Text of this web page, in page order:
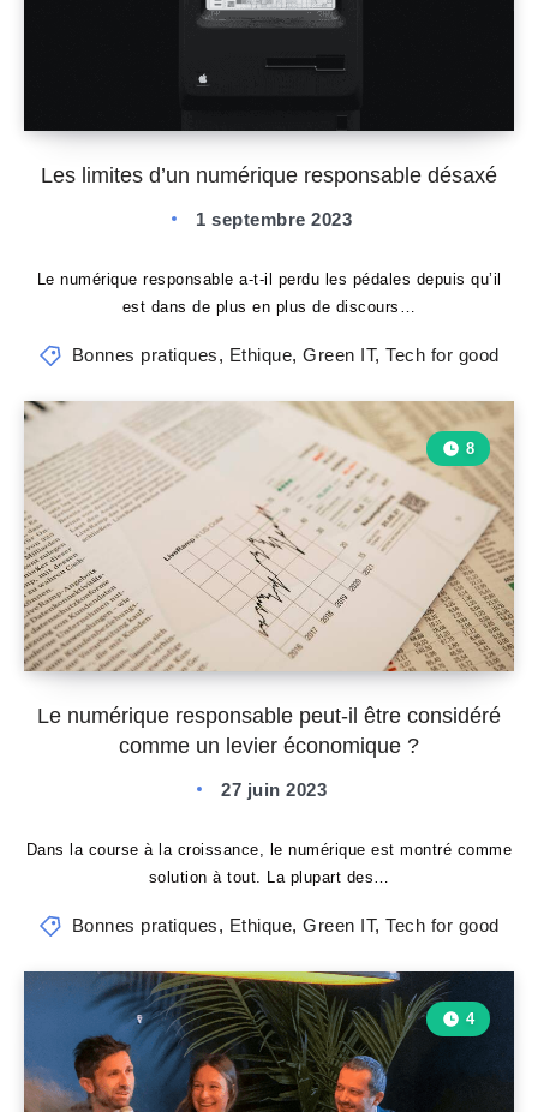
Les limites d’un numérique responsable désaxé
1 septembre 2023
Le numérique responsable a-t-il perdu les pédales depuis qu’il
est dans de plus en plus de discours…
Bonnes pratiques, Ethique,Green IT,Tech for good
Le numérique responsable peut-il être considéré
comme un levier économique ?
8
27 juin 2023
Dans la course à la croissance, le numérique est montré comme
solution à tout. La plupart des…
Bonnes pratiques, Ethique,Green IT,Tech for good
4